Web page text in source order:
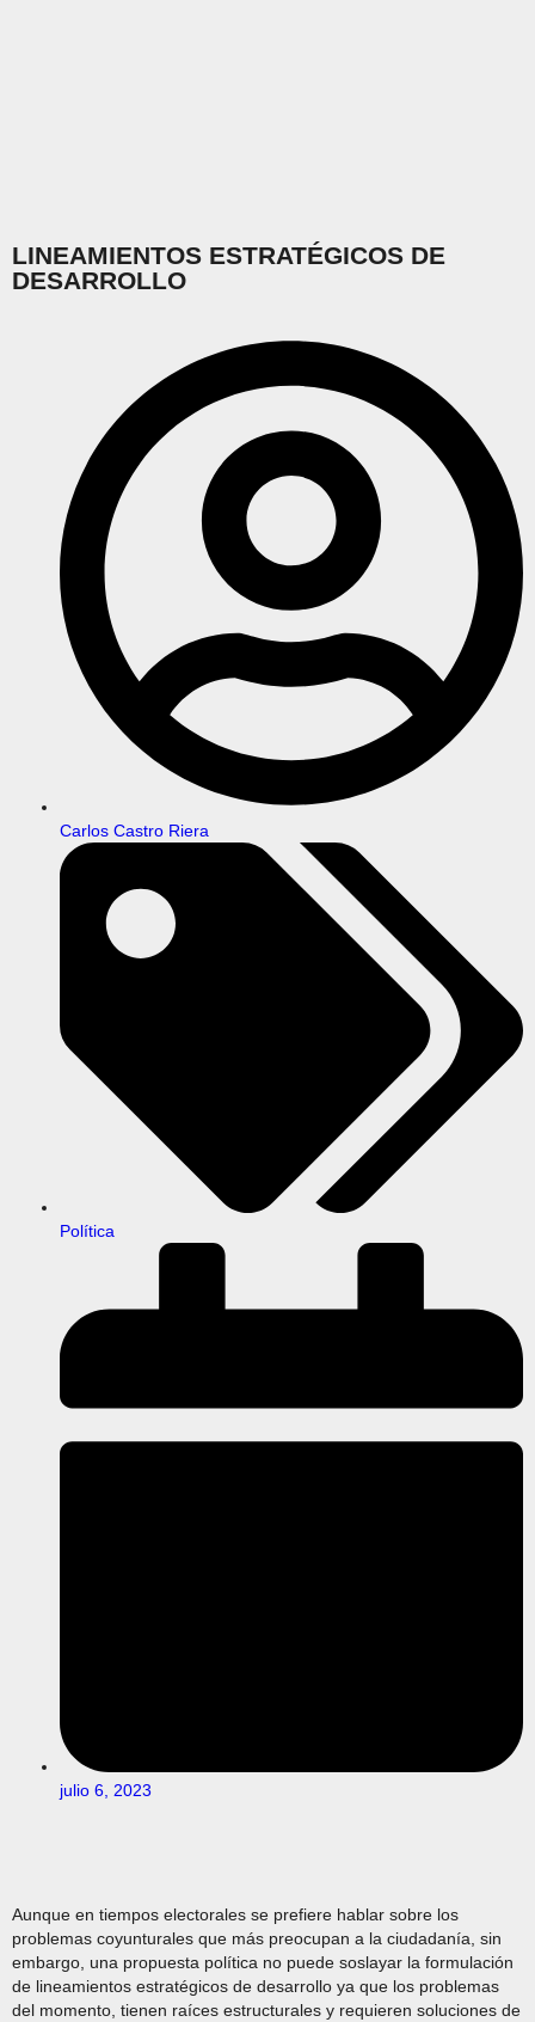
LINEAMIENTOS ESTRATÉGICOS DE
DESARROLLO
Carlos Castro Riera
Política
julio 6, 2023
Aunque en tiempos electorales se prefiere hablar sobre los
problemas coyunturales que más preocupan a la ciudadanía, sin
embargo, una propuesta política no puede soslayar la formulación
de lineamientos estratégicos de desarrollo ya que los problemas
del momento, tienen raíces estructurales y requieren soluciones de